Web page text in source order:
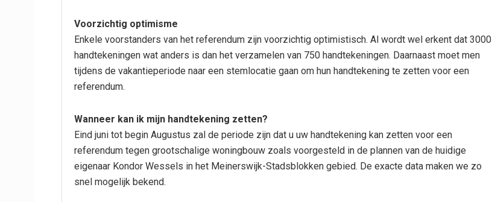
Voorzichtig optimisme
Enkele voorstanders van het referendum zijn voorzichtig optimistisch. Al wordt wel erkent dat 3000
handtekeningen wat anders is dan het verzamelen van 750 handtekeningen. Daarnaast moet men
tijdens de vakantieperiode naar een stemlocatie gaan om hun handtekening te zetten voor een
referendum.
Wanneer kan ik mijn handtekening zetten?
Eind juni tot begin Augustus zal de periode zijn dat u uw handtekening kan zetten voor een
referendum tegen grootschalige woningbouw zoals voorgesteld in de plannen van de huidige
eigenaar Kondor Wessels in het Meinerswijk-Stadsblokken gebied. De exacte data maken we zo
snel mogelijk bekend.